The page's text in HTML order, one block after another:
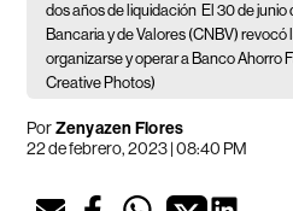
dos años de liquidación El 30 de
Bancaria y de Valores (CNBV)
organizarse y operar a Banco Ahorro
Creative Photos)
PorZenyazen Flores
22 de febrero, 2023 | 08:40 PM